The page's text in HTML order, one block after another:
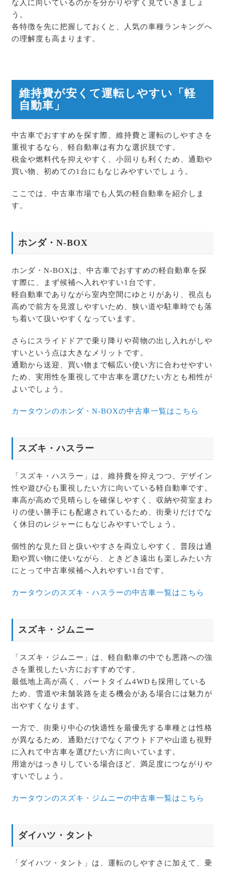
な人に向いているのかを分かりやすく見ていきましょ
う。
各特徴を先に把握しておくと、人気の車種ランキングへ
の理解度も高まります。
維持費が安くて運転しやすい「軽
自動車」
中古車でおすすめを探す際、維持費と運転のしやすさを
重視するなら、軽自動車は有力な選択肢です。
税金や燃料代を抑えやすく、小回りも利くため、通勤や
買い物、初めての1台にもなじみやすいでしょう。
ここでは、中古車市場でも人気の軽自動車を紹介しま
す。
ホンダ・N-BOX
ホンダ・N-BOXは、中古車でおすすめの軽自動車を探
す際に、まず候補へ入れやすい1台です。
軽自動車でありながら室内空間にゆとりがあり、視点も
高めで前方を見渡しやすいため、狭い道や駐車時でも落
ち着いて扱いやすくなっています。
さらにスライドドアで乗り降りや荷物の出し入れがしや
すいという点は大きなメリットです。
通勤から送迎、買い物まで幅広い使い方に合わせやすい
ため、実用性を重視して中古車を選びたい方とも相性が
よいでしょう。
カータウンのホンダ・N-BOXの中古車一覧はこちら
スズキ・ハスラー
「スズキ・ハスラー」は、維持費を抑えつつ、デザイン
性や遊び心も重視したい方に向いている軽自動車です。
車高が高めで見晴らしを確保しやすく、収納や荷室まわ
りの使い勝手にも配慮されているため、街乗りだけでな
く休日のレジャーにもなじみやすいでしょう。
個性的な見た目と扱いやすさを両立しやすく、普段は通
勤や買い物に使いながら、ときどき遠出も楽しみたい方
にとって中古車候補へ入れやすい1台です。
カータウンのスズキ・ハスラーの中古車一覧はこちら
スズキ・ジムニー
「スズキ・ジムニー」は、軽自動車の中でも悪路への強
さを重視したい方におすすめです。
最低地上高が高く、パートタイム4WDも採用している
ため、雪道や未舗装路を走る機会がある場合には魅力が
出やすくなります。
一方で、街乗り中心の快適性を最優先する車種とは性格
が異なるため、通勤だけでなくアウトドアや山道も視野
に入れて中古車を選びたい方に向いています。
用途がはっきりしている場合ほど、満足度につながりや
すいでしょう。
カータウンのスズキ・ジムニーの中古車一覧はこちら
ダイハツ・タント
「ダイハツ・タント」は、運転のしやすさに加えて、乗